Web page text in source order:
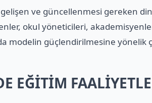
ve güncellenmesi gereken
okul yöneticileri,
modelin güçlendirilmesine yönelik
EĞİTİM